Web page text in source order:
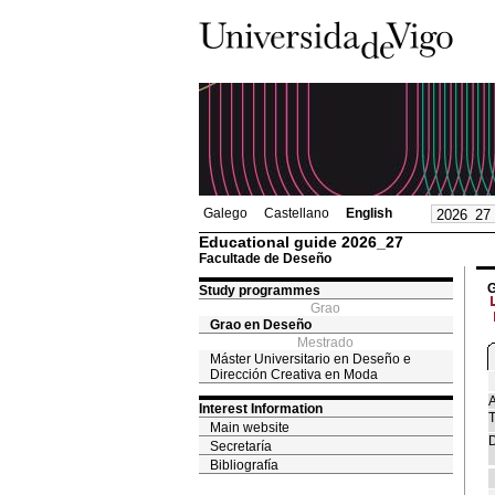
Galego Castellano English
Educational guide 2026_27
Facultade de Deseño
Study programmes
Grao
Grao en Deseño
Mestrado
Máster Universitario en Deseño e
Dirección Creativa en Moda
Interest Information
Main website
Secretaría
Bibliografía